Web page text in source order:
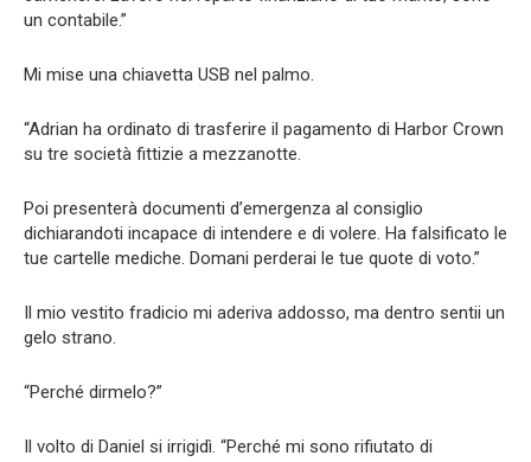
un contabile.”
Mi mise una chiavetta USB nel palmo.
“Adrian ha ordinato di trasferire il pagamento di Harbor Crown
su tre società fittizie a mezzanotte.
Poi presenterà documenti d’emergenza al consiglio
dichiarandoti incapace di intendere e di volere. Ha falsificato le
tue cartelle mediche. Domani perderai le tue quote di voto.”
Il mio vestito fradicio mi aderiva addosso, ma dentro sentii un
gelo strano.
“Perché dirmelo?”
Il volto di Daniel si irrigidì. “Perché mi sono rifiutato di